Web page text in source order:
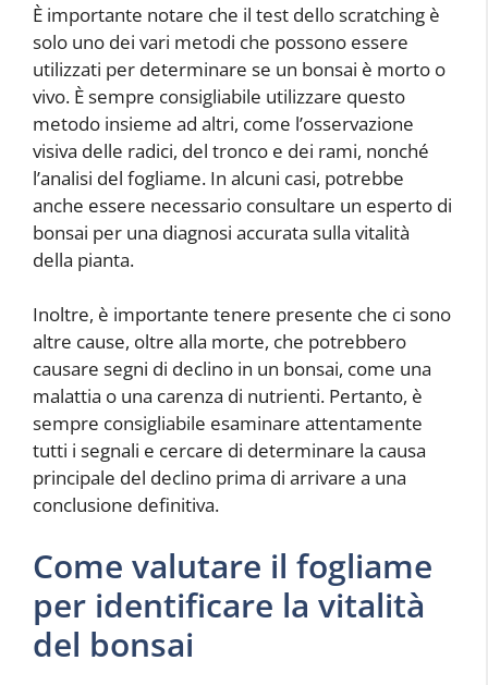
È importante notare che il test dello scratching è
solo uno dei vari metodi che possono essere
utilizzati per determinare se un bonsai è morto o
vivo. È sempre consigliabile utilizzare questo
metodo insieme ad altri, come l’osservazione
visiva delle radici, del tronco e dei rami, nonché
l’analisi del fogliame. In alcuni casi, potrebbe
anche essere necessario consultare un esperto di
bonsai per una diagnosi accurata sulla vitalità
della pianta.
Inoltre, è importante tenere presente che ci sono
altre cause, oltre alla morte, che potrebbero
causare segni di declino in un bonsai, come una
malattia o una carenza di nutrienti. Pertanto, è
sempre consigliabile esaminare attentamente
tutti i segnali e cercare di determinare la causa
principale del declino prima di arrivare a una
conclusione definitiva.
Come valutare il fogliame
per identificare la vitalità
del bonsai